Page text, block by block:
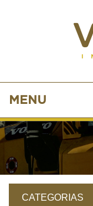
MENU
CATEGORIAS